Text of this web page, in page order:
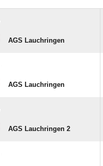
AGS Lauchringen
AGS Lauchringen
AGS Lauchringen 2